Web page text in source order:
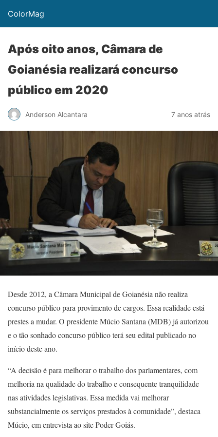
ColorMag
Após oito anos, Câmara de
Goianésia realizará concurso
público em 2020
Anderson Alcantara 7 anos atrás
Desde 2012, a Câmara Municipal de Goianésia não realiza
concurso público para provimento de cargos. Essa realidade está
prestes a mudar. O presidente Múcio Santana (MDB) já autorizou
e o tão sonhado concurso público terá seu edital publicado no
início deste ano.
“A decisão é para melhorar o trabalho dos parlamentares, com
melhoria na qualidade do trabalho e consequente tranquilidade
nas atividades legislativas. Essa medida vai melhorar
substancialmente os serviços prestados à comunidade”, destaca
Múcio, em entrevista ao site Poder Goiás.